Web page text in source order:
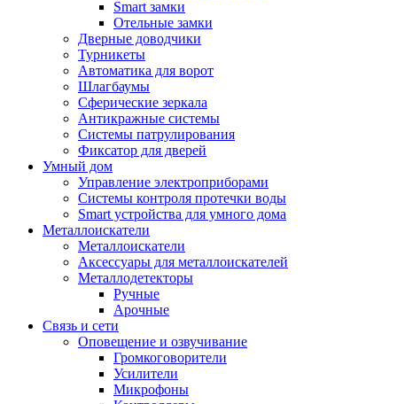
Smart замки
Отельные замки
Дверные доводчики
Турникеты
Автоматика для ворот
Шлагбаумы
Сферические зеркала
Антикражные системы
Системы патрулирования
Фиксатор для дверей
Умный дом
Управление электроприборами
Системы контроля протечки воды
Smart устройства для умного дома
Металлоискатели
Металлоискатели
Аксессуары для металлоискателей
Металлодетекторы
Ручные
Арочные
Связь и сети
Оповещение и озвучивание
Громкоговорители
Усилители
Микрофоны